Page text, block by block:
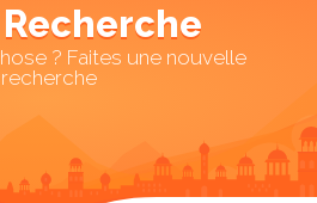
? Faites une nouvelle
recherche